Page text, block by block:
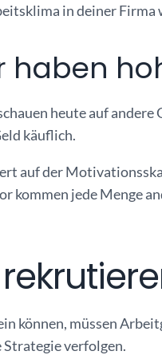
in deiner
haben
heute auf
käuflich.
auf der
kommen jede Menge
können, müssen
Strategie verfolgen.